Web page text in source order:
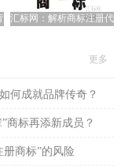
！ 商标：背后的战略布
汇标网：解析商标注册代理
更多
何成就品牌传奇？
商标再添新成员？
商标”的风险